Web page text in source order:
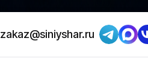
zakaz@siniyshar.ru